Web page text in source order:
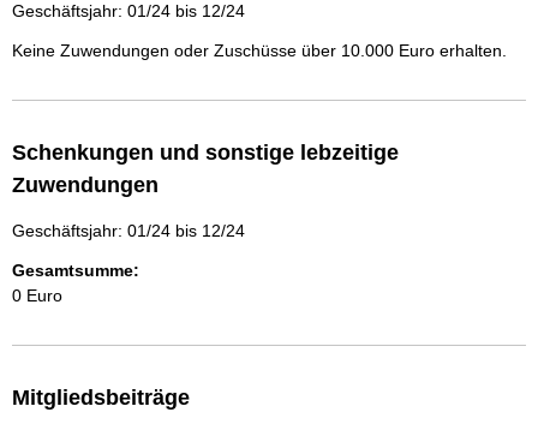
Geschäftsjahr: 01/24 bis 12/24
Keine Zuwendungen oder Zuschüsse über 10.000 Euro erhalten.
Schenkungen und sonstige lebzeitige
Zuwendungen
Geschäftsjahr: 01/24 bis 12/24
Gesamtsumme:
0 Euro
Mitgliedsbeiträge